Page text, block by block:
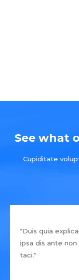
See what
Cupiditate
"Duis quia
ipsa dis ante
taci."